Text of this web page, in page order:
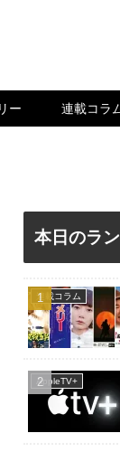
ー 連載コラ
本日のラ
連載コラム
AppleTV+